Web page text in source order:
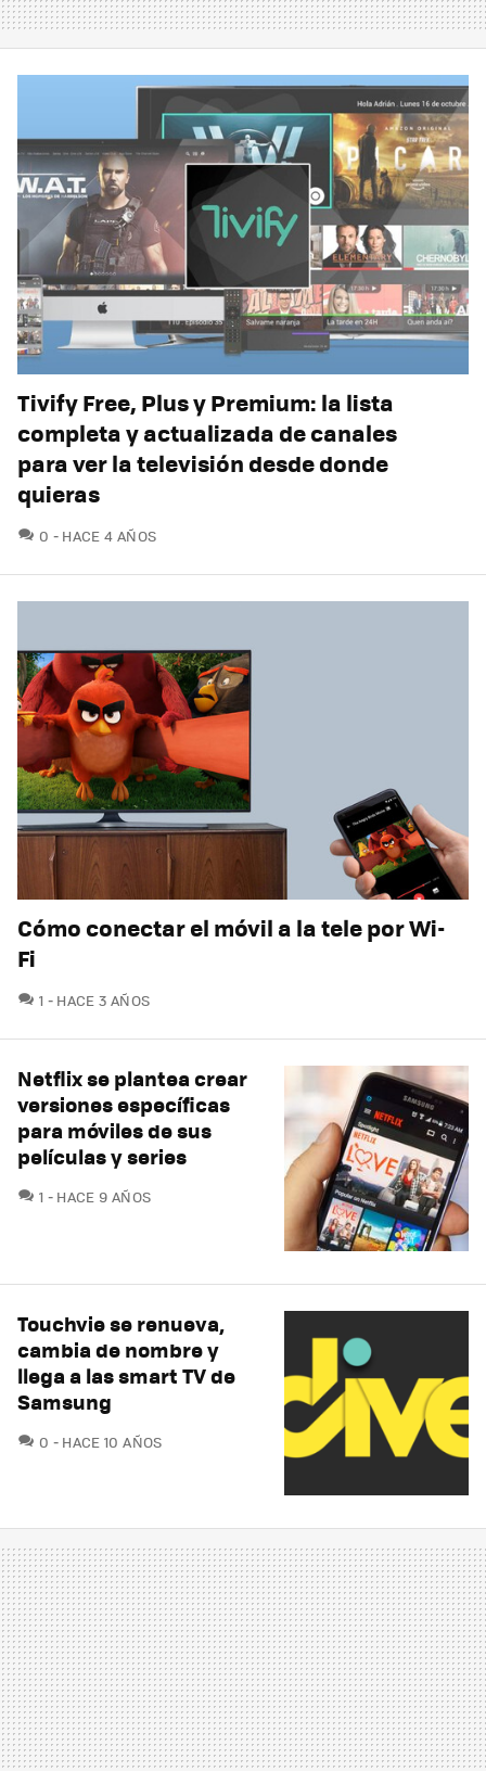
Tivify Free, Plus y Premium: la lista
completa y actualizada de canales
para ver la televisión desde donde
quieras
0 COMENTARIOS
HACE 4 AÑOS
Cómo conectar el móvil a la tele por Wi-
Fi
1 COMENTARIOS
HACE 3 AÑOS
Netflix se plantea crear
versiones específicas
para móviles de sus
películas y series
1 COMENTARIOS
HACE 9 AÑOS
Touchvie se renueva,
cambia de nombre y
llega a las smart TV de
Samsung
0 COMENTARIOS
HACE 10 AÑOS